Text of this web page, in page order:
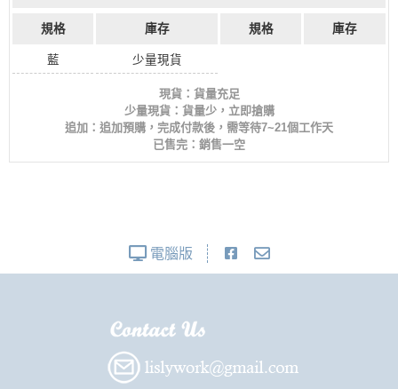
規格 庫存 規格 庫存
藍 少量現貨
現貨：貨量充足
少量現貨：貨量少，立即搶購
追加：追加預購，完成付款後，需等待7~21個工作天
已售完：銷售一空
電腦版